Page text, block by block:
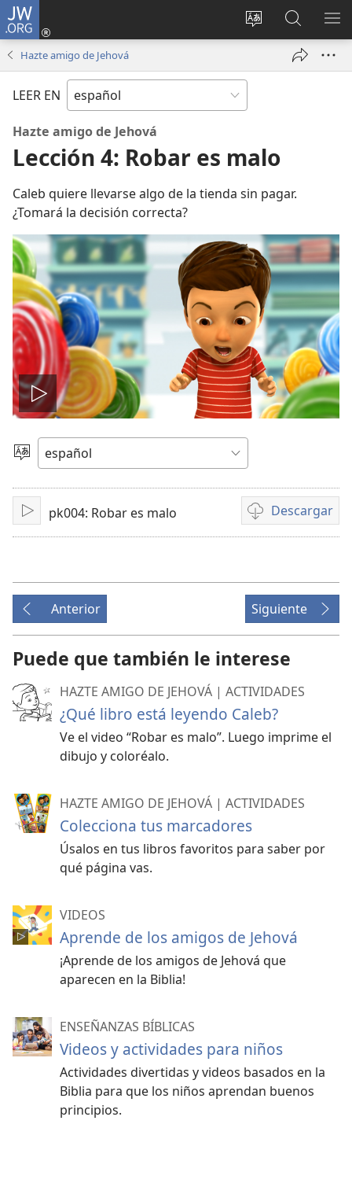
JW.ORG
Cambiar
del sitio
Iniciar
sesión
nueva
en
jw.org
Hazte amigo de Jehová
LEER EN
Hazte amigo de Jehová
Lección 4: Robar es malo
Caleb quiere llevarse algo de la tienda sin pagar.
¿Tomará la decisión correcta?
Reproducir
video
Elegir
idioma
Reproducir
pk004: Robar es malo Descargar
Opciones
de
video
Anterior Siguiente
Puede que también le interese
HAZTE AMIGO DE JEHOVÁ | ACTIVIDADES
¿Qué libro está leyendo Caleb?
Ve el video “Robar es malo”. Luego imprime el
dibujo y coloréalo.
HAZTE AMIGO DE JEHOVÁ | ACTIVIDADES
Colecciona tus marcadores
Úsalos en tus libros favoritos para saber por
qué página vas.
VIDEOS
Aprende de los amigos de Jehová
¡Aprende de los amigos de Jehová que
aparecen en la Biblia!
ENSEÑANZAS BÍBLICAS
Videos y actividades para niños
Actividades divertidas y videos basados en la
Biblia para que los niños aprendan buenos
principios.